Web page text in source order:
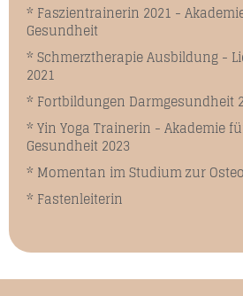
* Faszientrainerin 2021 -
Gesundheit
* Schmerztherapie Ausbildung -
2021
* Fortbildungen Darmgesundheit
* Yin Yoga Trainerin - Akademie
Gesundheit 2023
* Momentan im Studium zur
* Fastenleiterin